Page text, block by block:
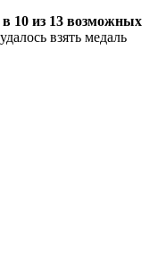
10 из 13 возможных
взять медаль